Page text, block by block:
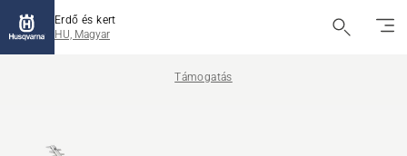
Erdő és kert
HU, Magyar
Támogatás